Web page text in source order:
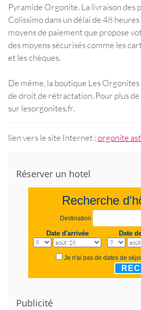
Pyramide Orgonite. La livraison des
Colissimo dans un délai de 48
moyens de paiement que propose
des moyens sécurisés comme les
et les chèques.
De même, la boutique Les
de droit de rétractation. Pour plus
sur lesorgonites.fr.
lien vers le site Internet :orgonite
Réserver un hotel
Recherche
Destination
Date d'arrivée Date
Je n'ai pas de dates de
Publicité